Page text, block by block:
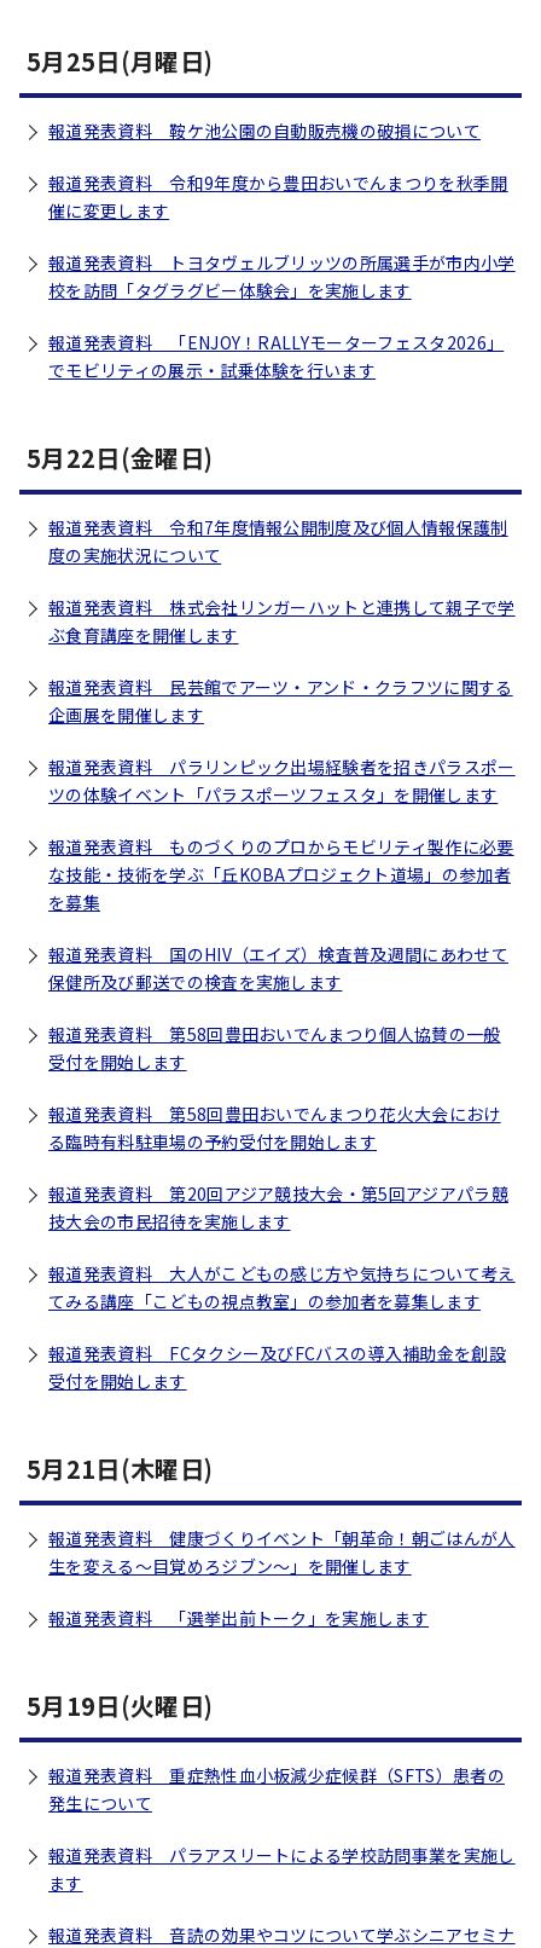
5月25日(月曜日)
報道発表資料 鞍ケ池公園の自動販売機の破損について
報道発表資料 令和9年度から豊田おいでんまつりを秋季開
催に変更します
報道発表資料 トヨタヴェルブリッツの所属選手が市内小学
校を訪問「タグラグビー体験会」を実施します
報道発表資料 「ENJOY！RALLYモーターフェスタ2026」
でモビリティの展示・試乗体験を行います
5月22日(金曜日)
報道発表資料 令和7年度情報公開制度及び個人情報保護制
度の実施状況について
報道発表資料 株式会社リンガーハットと連携して親子で学
ぶ食育講座を開催します
報道発表資料 民芸館でアーツ・アンド・クラフツに関する
企画展を開催します
報道発表資料 パラリンピック出場経験者を招きパラスポー
ツの体験イベント「パラスポーツフェスタ」を開催します
報道発表資料 ものづくりのプロからモビリティ製作に必要
な技能・技術を学ぶ「丘KOBAプロジェクト道場」の参加者
を募集
報道発表資料 国のHIV（エイズ）検査普及週間にあわせて
保健所及び郵送での検査を実施します
報道発表資料 第58回豊田おいでんまつり個人協賛の一般
受付を開始します
報道発表資料 第58回豊田おいでんまつり花火大会におけ
る臨時有料駐車場の予約受付を開始します
報道発表資料 第20回アジア競技大会・第5回アジアパラ競
技大会の市民招待を実施します
報道発表資料 大人がこどもの感じ方や気持ちについて考え
てみる講座「こどもの視点教室」の参加者を募集します
報道発表資料 FCタクシー及びFCバスの導入補助金を創設
受付を開始します
5月21日(木曜日)
報道発表資料 健康づくりイベント「朝革命！朝ごはんが人
生を変える～目覚めろジブン～」を開催します
報道発表資料 「選挙出前トーク」を実施します
5月19日(火曜日)
報道発表資料 重症熱性血小板減少症候群（SFTS）患者の
発生について
報道発表資料 パラアスリートによる学校訪問事業を実施し
ます
報道発表資料 音読の効果やコツについて学ぶシニアセミナ